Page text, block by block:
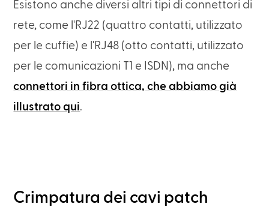
Esistono anche diversi altri tipi di connettori di
rete, come l'RJ22 (quattro contatti, utilizzato
per le cuffie) e l'RJ48 (otto contatti, utilizzato
per le comunicazioni T1 e ISDN), ma anche
connettori in fibra ottica, che abbiamo già
illustrato qui.
Crimpatura dei cavi patch